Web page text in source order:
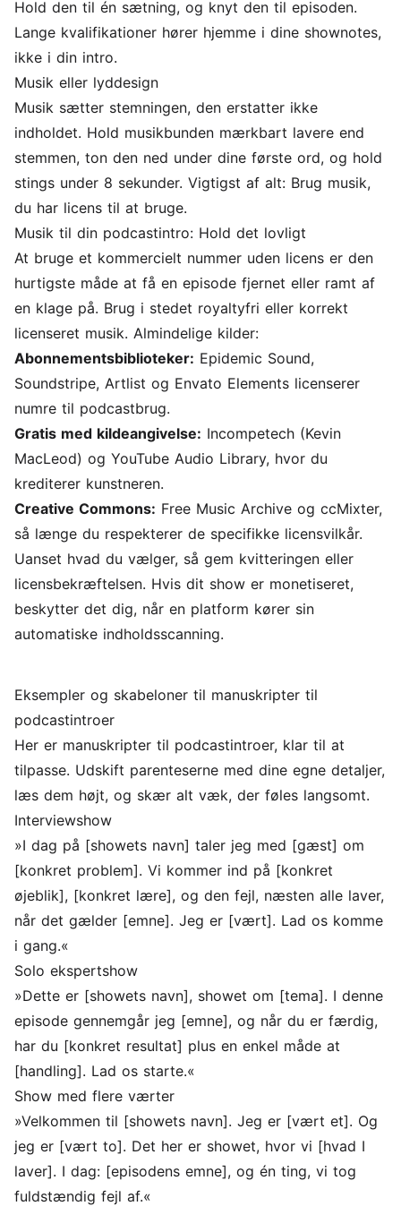
Hold den til én sætning, og knyt den til episoden.
Lange kvalifikationer hører hjemme i dine shownotes,
ikke i din intro.
Musik eller lyddesign
Musik sætter stemningen, den erstatter ikke
indholdet. Hold musikbunden mærkbart lavere end
stemmen, ton den ned under dine første ord, og hold
stings under 8 sekunder. Vigtigst af alt: Brug musik,
du har licens til at bruge.
Musik til din podcastintro: Hold det lovligt
At bruge et kommercielt nummer uden licens er den
hurtigste måde at få en episode fjernet eller ramt af
en klage på. Brug i stedet royaltyfri eller korrekt
licenseret musik. Almindelige kilder:
Abonnementsbiblioteker: Epidemic Sound,
Soundstripe, Artlist og Envato Elements licenserer
numre til podcastbrug.
Gratis med kildeangivelse: Incompetech (Kevin
MacLeod) og YouTube Audio Library, hvor du
krediterer kunstneren.
Creative Commons: Free Music Archive og ccMixter,
så længe du respekterer de specifikke licensvilkår.
Uanset hvad du vælger, så gem kvitteringen eller
licensbekræftelsen. Hvis dit show er monetiseret,
beskytter det dig, når en platform kører sin
automatiske indholdsscanning.
Eksempler og skabeloner til manuskripter til
podcastintroer
Her er manuskripter til podcastintroer, klar til at
tilpasse. Udskift parenteserne med dine egne detaljer,
læs dem højt, og skær alt væk, der føles langsomt.
Interviewshow
»I dag på [showets navn] taler jeg med [gæst] om
[konkret problem]. Vi kommer ind på [konkret
øjeblik], [konkret lære], og den fejl, næsten alle laver,
når det gælder [emne]. Jeg er [vært]. Lad os komme
i gang.«
Solo ekspertshow
»Dette er [showets navn], showet om [tema]. I denne
episode gennemgår jeg [emne], og når du er færdig,
har du [konkret resultat] plus en enkel måde at
[handling]. Lad os starte.«
Show med flere værter
»Velkommen til [showets navn]. Jeg er [vært et]. Og
jeg er [vært to]. Det her er showet, hvor vi [hvad I
laver]. I dag: [episodens emne], og én ting, vi tog
fuldstændig fejl af.«